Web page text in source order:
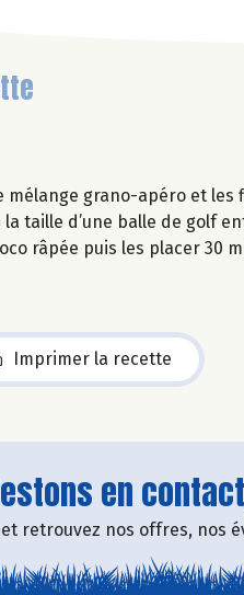
grano-apéro et les
taille d’une balle de golf
râpée puis les placer 30
Imprimer la recette
en
retrouvez nos offres, nos